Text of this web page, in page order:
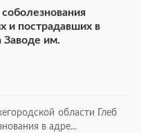
и пострадавших в
Заводе им.
области Глеб
в адре...